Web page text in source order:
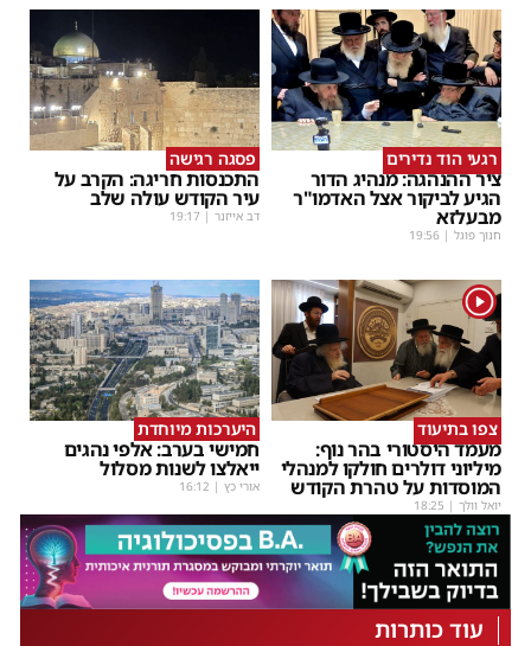
רגעי הוד נדירים
ציר ההנהגה: מנהיג הדור
הגיע לביקור אצל האדמו"ר
מבעלזא
חנוך פוגל |
19:56
פסגה רגישה
התכנסות חריגה: הקרב על
עיר הקודש עולה שלב
דב אייזנר |
19:17
1
צפו בתיעוד
מעמד היסטורי בהר נוף:
מיליוני דולרים חולקו למנהלי
המוסדות על טהרת הקודש
יואל וולך |
18:25
היערכות מיוחדת
חמישי בערב: אלפי נהגים
ייאלצו לשנות מסלול
אורי כץ |
16:12
עוד כותרות